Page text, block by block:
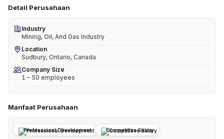
Detail Perusahaan
Industry
Mining, Oil, And Gas Industry
Location
Sudbury, Ontario, Canada
Company Size
1 – 50 employees
Manfaat Perusahaan
Professional Development Competitive Salary